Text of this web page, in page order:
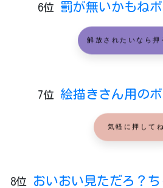
6位 罰が無いかもね
解放されたいなら押
7位 絵描きさん用の
気軽に押してね
8位
おいおい見ただろ？